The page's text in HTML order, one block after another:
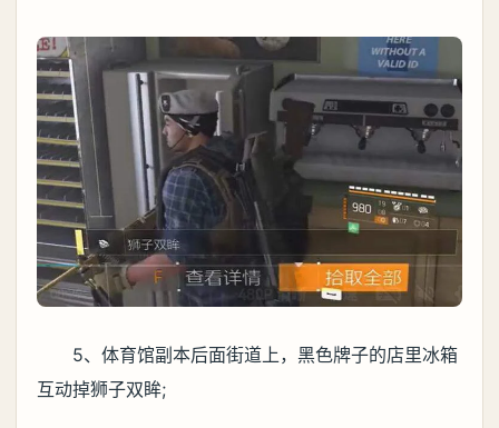
5、体育馆副本后面街道上，黑色牌子的店里冰箱
互动掉狮子双眸;